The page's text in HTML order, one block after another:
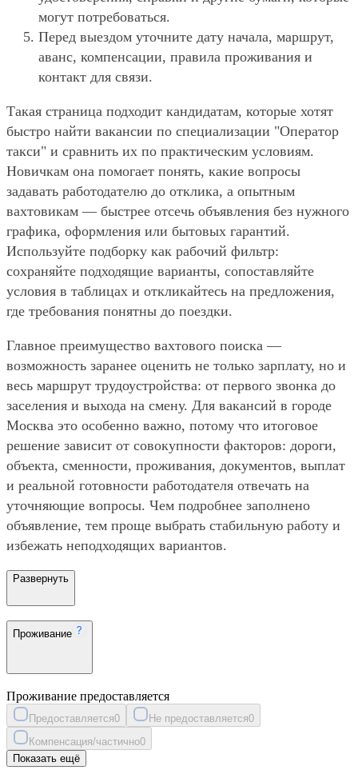
могут потребоваться.
Перед выездом уточните дату начала, маршрут,
аванс, компенсации, правила проживания и
контакт для связи.
Такая страница подходит кандидатам, которые хотят
быстро найти вакансии по специализации "Оператор
такси" и сравнить их по практическим условиям.
Новичкам она помогает понять, какие вопросы
задавать работодателю до отклика, а опытным
вахтовикам — быстрее отсечь объявления без нужного
графика, оформления или бытовых гарантий.
Используйте подборку как рабочий фильтр:
сохраняйте подходящие варианты, сопоставляйте
условия в таблицах и откликайтесь на предложения,
где требования понятны до поездки.
Главное преимущество вахтового поиска —
возможность заранее оценить не только зарплату, но и
весь маршрут трудоустройства: от первого звонка до
заселения и выхода на смену. Для вакансий в городе
Москва это особенно важно, потому что итоговое
решение зависит от совокупности факторов: дороги,
объекта, сменности, проживания, документов, выплат
и реальной готовности работодателя отвечать на
уточняющие вопросы. Чем подробнее заполнено
объявление, тем проще выбрать стабильную работу и
избежать неподходящих вариантов.
Развернуть
Проживание
Проживание предоставляется
Предоставляется0 Не предоставляется0
Компенсация/частично0
Показать ещё